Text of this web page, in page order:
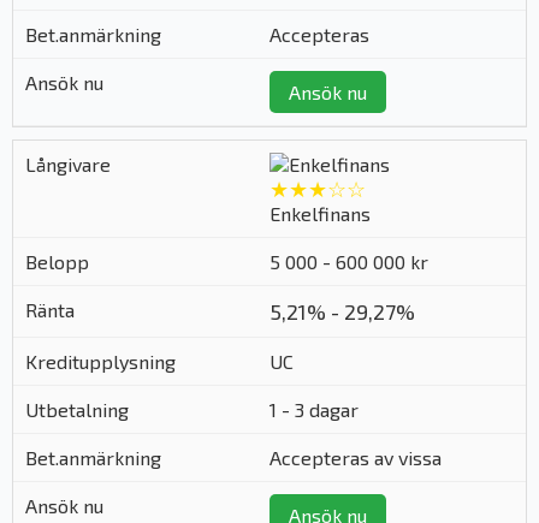
Accepteras
Ansök nu
★★★☆☆
Enkelfinans
5 000 - 600 000 kr
5,21% - 29,27%
UC
1 - 3 dagar
Accepteras av vissa
Ansök nu